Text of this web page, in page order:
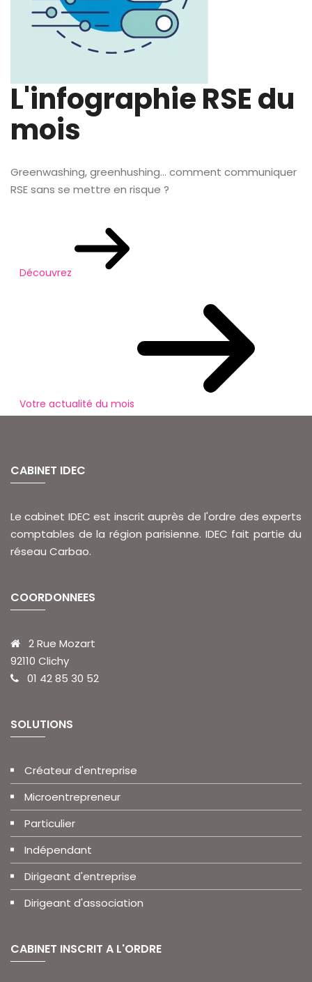
L'infographie RSE du
mois
Greenwashing, greenhushing… comment communiquer
RSE sans se mettre en risque ?
Découvrez
Votre actualité du mois
CABINET IDEC
Le cabinet IDEC est inscrit auprès de l'ordre des experts
comptables de la région parisienne. IDEC fait partie du
réseau Carbao.
COORDONNEES
2 Rue Mozart
92110 Clichy
01 42 85 30 52
SOLUTIONS
Créateur d'entreprise
Microentrepreneur
Particulier
Indépendant
Dirigeant d'entreprise
Dirigeant d'association
CABINET INSCRIT A L'ORDRE